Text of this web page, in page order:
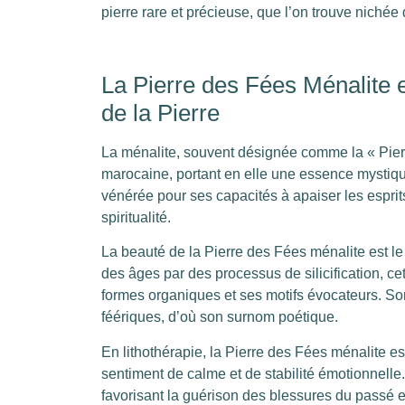
pierre rare et précieuse, que l’on trouve
La Pierre des Fées Ménalite
de la Pierre
La ménalite, souvent désignée comme la «
marocaine, portant en elle une essence
vénérée pour ses capacités à apaiser les
spiritualité.
La beauté de la Pierre des Fées ménalite est
des âges par des processus de silicification,
formes organiques et ses motifs évocateurs.
féériques, d’où son surnom poétique.
En lithothérapie, la Pierre des Fées ménalite
sentiment de calme et de stabilité
favorisant la guérison des blessures du passé